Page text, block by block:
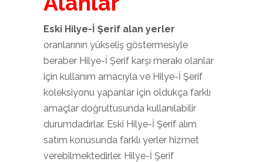
Eski Hilye-İ Şerif alan yerler
oranlarının yükseliş göstermesiyle
beraber Hilye-İ Şerif karşı merakı olanlar
için kullanım amacıyla ve Hilye-İ Şerif
koleksiyonu yapanlar için oldukça farklı
amaçlar doğrultusunda kullanılabilir
durumdadırlar. Eski Hilye-İ Şerif alım
satım konusunda farklı yerler hizmet
verebilmektedirler. Hilye-İ Şerif